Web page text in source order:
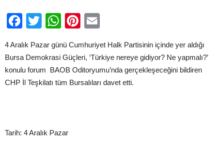
Facebook
TwitterWhatsApp
Pinterest
4 Aralık Pazar günü Cumhuriyet Halk Partisinin içinde yer aldığı
Bursa Demokrasi Güçleri, ‘Türkiye nereye gidiyor? Ne yapmalı?’
konulu forum BAOB Oditoryumu’nda gerçekleşeceğini bildiren
CHP İl Teşkilatı tüm Bursalıları davet etti.
Tarih: 4 Aralık Pazar